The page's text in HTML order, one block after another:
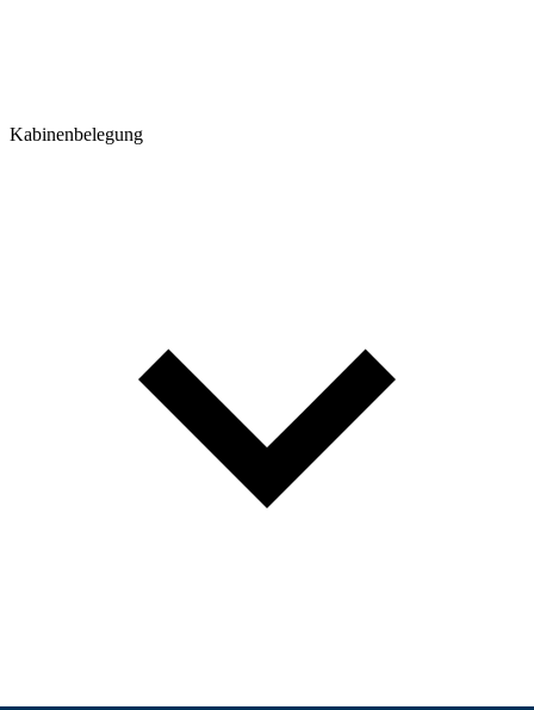
Kabinenbelegung